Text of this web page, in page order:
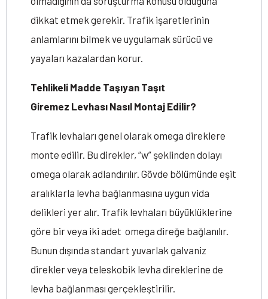
dikkat etmek gerekir. Trafik işaretlerinin
anlamlarını bilmek ve uygulamak sürücü ve
yayaları kazalardan korur.
Tehlikeli Madde Taşıyan Taşıt
Giremez Levhası Nasıl Montaj Edilir?
Trafik levhaları genel olarak omega direklere
monte edilir. Bu direkler, “w” şeklinden dolayı
omega olarak adlandırılır. Gövde bölümünde eşit
aralıklarla levha bağlanmasına uygun vida
delikleri yer alır. Trafik levhaları büyüklüklerine
göre bir veya iki adet omega direğe bağlanılır.
Bunun dışında standart yuvarlak galvaniz
direkler veya teleskobik levha direklerine de
levha bağlanması gerçekleştirilir.